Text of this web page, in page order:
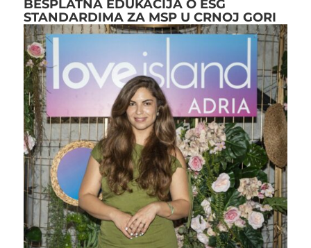
BESPLATNA EDUKACIJA O ESG
STANDARDIMA ZA MSP U CRNOJ GORI